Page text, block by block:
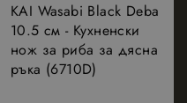
KAI Wasabi Black Deba
10.5 см - Кухненски
нож за риба за дясна
ръка (6710D)